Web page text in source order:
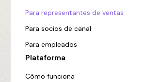
Para representantes de ventas
Para socios de canal
Para empleados
Plataforma
Cómo funciona